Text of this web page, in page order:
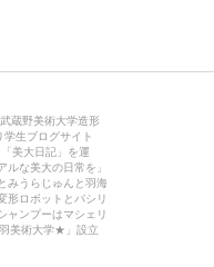
蔵野美術大学造形
生ブログサイト
美大日記」を運
な美大の日常を」
みうらじゅんと羽海
形ロボットとパシリ
ャンプーはマシェリ
美術大学★」設立